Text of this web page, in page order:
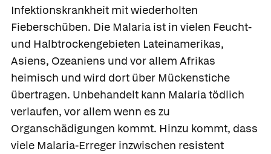
Infektionskrankheit mit wiederholten
Fieberschüben. Die Malaria ist in vielen Feucht-
und Halbtrockengebieten Lateinamerikas,
Asiens, Ozeaniens und vor allem Afrikas
heimisch und wird dort über Mückenstiche
übertragen. Unbehandelt kann Malaria tödlich
verlaufen, vor allem wenn es zu
Organschädigungen kommt. Hinzu kommt, dass
viele Malaria-Erreger inzwischen resistent